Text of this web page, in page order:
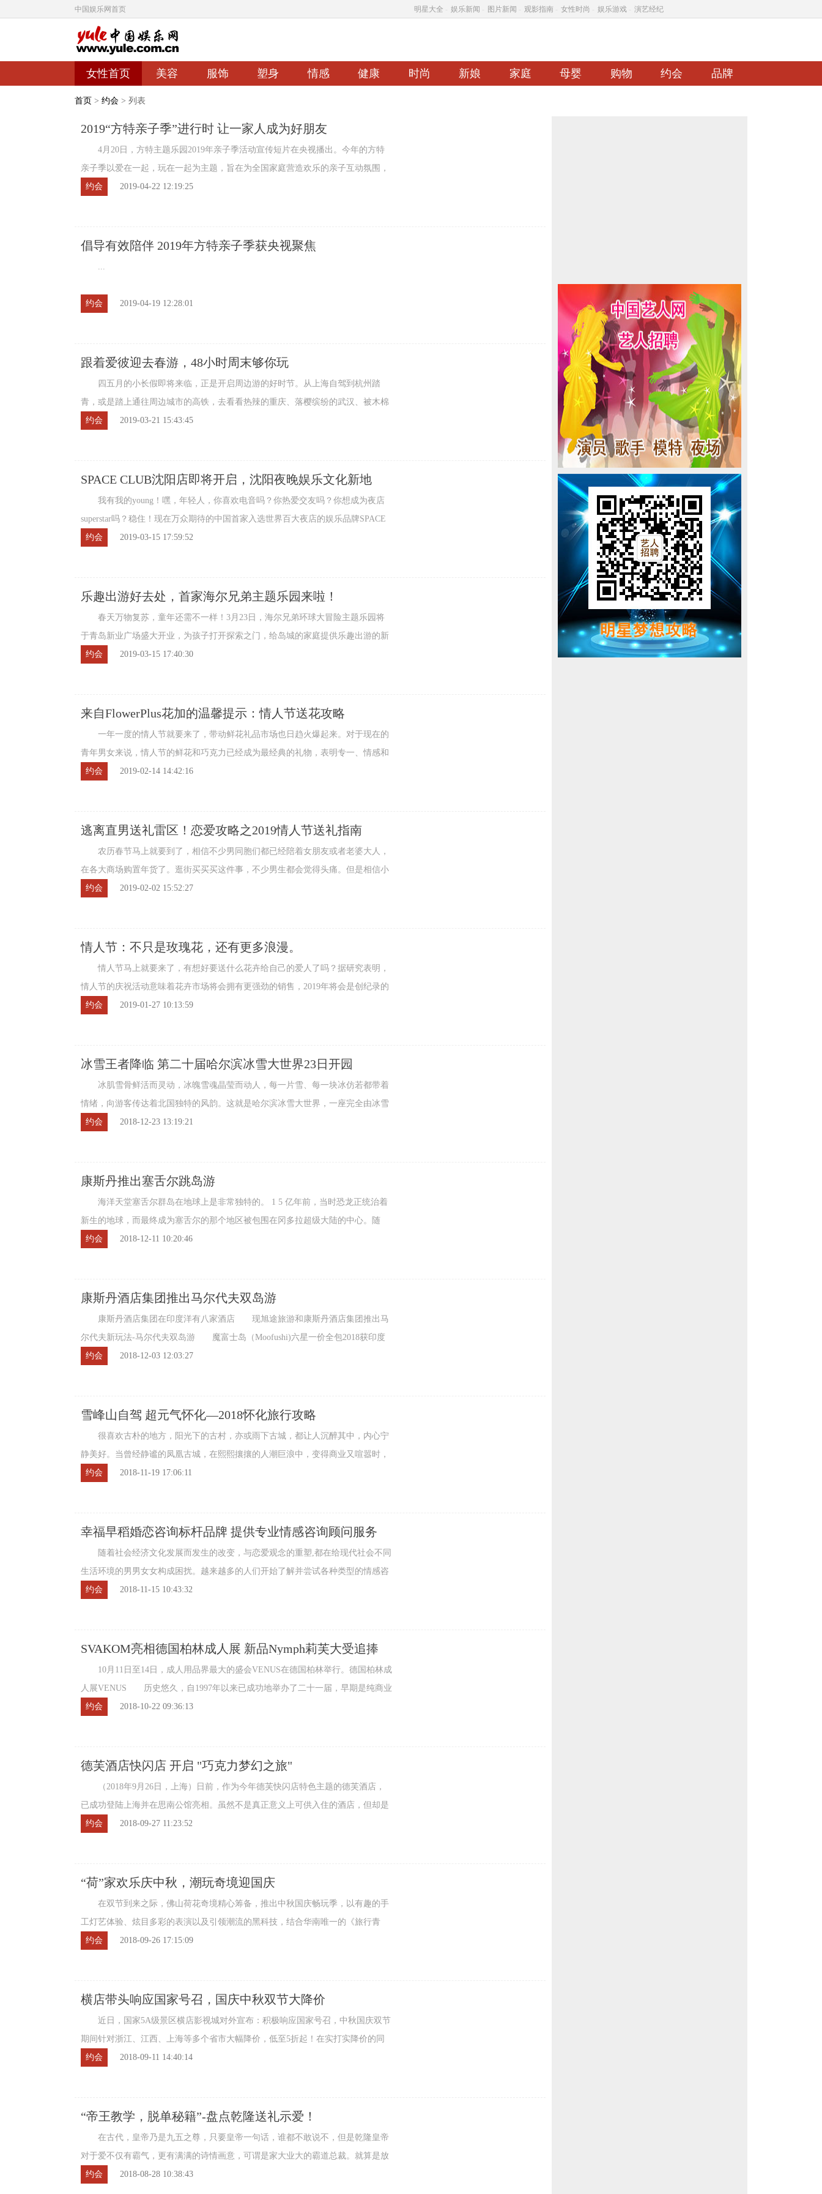
中国娱乐网首页 明星大全 娱乐新闻 图片新闻 观影指南 女性时尚 娱乐游戏 演艺经纪
女性首页 美容 服饰 塑身 情感 健康 时尚 新娘 家庭 母婴 购物 约会 品牌
首页 > 约会 > 列表
2019“方特亲子季”进行时 让一家人成为好朋友
4月20日，方特主题乐园2019年亲子季活动宣传短片在央视播出。今年的方特
亲子季以爱在一起，玩在一起为主题，旨在为全国家庭营造欢乐的亲子互动氛围，
让家庭成员之间实现更多有效陪伴，享受更多 ...
约会 2019-04-22 12:19:25
倡导有效陪伴 2019年方特亲子季获央视聚焦
...
约会 2019-04-19 12:28:01
跟着爱彼迎去春游，48小时周末够你玩
四五月的小长假即将来临，正是开启周边游的好时节。从上海自驾到杭州踏
青，或是踏上通往周边城市的高铁，去看看热辣的重庆、落樱缤纷的武汉、被木棉
花簇拥的广州。今年的春游就住进爱彼迎，跟 ...
约会 2019-03-21 15:43:45
SPACE CLUB沈阳店即将开启，沈阳夜晚娱乐文化新地
我有我的young！嘿，年轻人，你喜欢电音吗？你热爱交友吗？你想成为夜店
superstar吗？稳住！现在万众期待的中国首家入选世界百大夜店的娱乐品牌SPACE
CLUB即将于3月中下旬正式亮相沈阳和平区 ...
约会 2019-03-15 17:59:52
乐趣出游好去处，首家海尔兄弟主题乐园来啦！
春天万物复苏，童年还需不一样！3月23日，海尔兄弟环球大冒险主题乐园将
于青岛新业广场盛大开业，为孩子打开探索之门，给岛城的家庭提供乐趣出游的新
选择。 具有探索精神的海尔兄弟不仅是家 ...
约会 2019-03-15 17:40:30
来自FlowerPlus花加的温馨提示：情人节送花攻略
一年一度的情人节就要来了，带动鲜花礼品市场也日趋火爆起来。对于现在的
青年男女来说，情人节的鲜花和巧克力已经成为最经典的礼物，表明专一、情感和
活力。女人天生对花没有抵抗力，一般女生 ...
约会 2019-02-14 14:42:16
逃离直男送礼雷区！恋爱攻略之2019情人节送礼指南
农历春节马上就要到了，相信不少男同胞们都已经陪着女朋友或者老婆大人，
在各大商场购置年货了。逛街买买买这件事，不少男生都会觉得头痛。但是相信小
编，买年货绝对不是最纠结的，毕竟你只要 ...
约会 2019-02-02 15:52:27
情人节：不只是玫瑰花，还有更多浪漫。
情人节马上就要来了，有想好要送什么花卉给自己的爱人了吗？据研究表明，
情人节的庆祝活动意味着花卉市场将会拥有更强劲的销售，2019年将会是创纪录的
一年。据美国零售联合会(National Retail ...
约会 2019-01-27 10:13:59
冰雪王者降临 第二十届哈尔滨冰雪大世界23日开园
冰肌雪骨鲜活而灵动，冰魄雪魂晶莹而动人，每一片雪、每一块冰仿若都带着
情绪，向游客传达着北国独特的风韵。这就是哈尔滨冰雪大世界，一座完全由冰雪
筑就的庞大乐园，上百个景观群簇拥着冰雪 ...
约会 2018-12-23 13:19:21
康斯丹推出塞舌尔跳岛游
海洋天堂塞舌尔群岛在地球上是非常独特的。 1 5 亿年前，当时恐龙正统治着
新生的地球，而最终成为塞舌尔的那个地区被包围在冈多拉超级大陆的中心。随
后，地壳板块逐步的分裂和移动，变成了漂 ...
约会 2018-12-11 10:20:46
康斯丹酒店集团推出马尔代夫双岛游
康斯丹酒店集团在印度洋有八家酒店 现旭途旅游和康斯丹酒店集团推出马
尔代夫新玩法-马尔代夫双岛游 魔富士岛（Moofushi)六星一价全包2018获印度
洋潜水酒店奖：主要特色有大面积的双沙滩 ...
约会 2018-12-03 12:03:27
雪峰山自驾 超元气怀化—2018怀化旅行攻略
很喜欢古朴的地方，阳光下的古村，亦或雨下古城，都让人沉醉其中，内心宁
静美好。当曾经静谧的凤凰古城，在熙熙攘攘的人潮巨浪中，变得商业又喧嚣时，
不远处怀化的一些古村古镇，依旧不紧不慢 ...
约会 2018-11-19 17:06:11
幸福早稻婚恋咨询标杆品牌 提供专业情感咨询顾问服务
随着社会经济文化发展而发生的改变，与恋爱观念的重塑,都在给现代社会不同
生活环境的男男女女构成困扰。越来越多的人们开始了解并尝试各种类型的情感咨
询服务,每天有大量的拥有情感问题的人在 ...
约会 2018-11-15 10:43:32
SVAKOM亮相德国柏林成人展 新品Nymph莉芙大受追捧
10月11日至14日，成人用品界最大的盛会VENUS在德国柏林举行。德国柏林成
人展VENUS 历史悠久，自1997年以来已成功地举办了二十一届，早期是纯商业
展会，后期增加了很多娱乐元素。除了成人玩 ...
约会 2018-10-22 09:36:13
德芙酒店快闪店 开启 "巧克力梦幻之旅"
（2018年9月26日，上海）日前，作为今年德芙快闪店特色主题的德芙酒店，
已成功登陆上海并在思南公馆亮相。虽然不是真正意义上可供入住的酒店，但却是
一件绝无仅有的跨界之作，巧克力和酒店概念 ...
约会 2018-09-27 11:23:52
“荷”家欢乐庆中秋，潮玩奇境迎国庆
在双节到来之际，佛山荷花奇境精心筹备，推出中秋国庆畅玩季，以有趣的手
工灯艺体验、炫目多彩的表演以及引领潮流的黑科技，结合华南唯一的《旅行青
蛙》IP特展佛系生活研究所，让景区成为当之 ...
约会 2018-09-26 17:15:09
横店带头响应国家号召，国庆中秋双节大降价
近日，国家5A级景区横店影视城对外宣布：积极响应国家号召，中秋国庆双节
期间针对浙江、江西、上海等多个省市大幅降价，低至5折起！在实打实降价的同
时，还专为游客精心打造跟着延禧游横店主题 ...
约会 2018-09-11 14:40:14
“帝王教学，脱单秘籍”-盘点乾隆送礼示爱！
在古代，皇帝乃是九五之尊，只要皇帝一句话，谁都不敢说不，但是乾隆皇帝
对于爱不仅有霸气，更有满满的诗情画意，可谓是家大业大的霸道总裁。就算是放
在当代也是暴击各种直男撩妹的手段，电视 ...
约会 2018-08-28 10:38:43